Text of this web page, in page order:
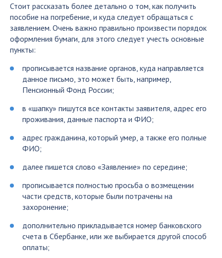
Стоит рассказать более детально о том, как получить
пособие на погребение, и куда следует обращаться с
заявлением. Очень важно правильно произвести порядок
оформления бумаги, для этого следует учесть основные
пункты:
прописывается название органов, куда направляется
данное письмо, это может быть, например,
Пенсионный Фонд России;
в «шапку» пишутся все контакты заявителя, адрес его
проживания, данные паспорта и ФИО;
адрес гражданина, который умер, а также его полные
ФИО;
далее пишется слово «Заявление» по середине;
прописывается полностью просьба о возмещении
части средств, которые были потрачены на
захоронение;
дополнительно прикладывается номер банковского
счета в Сбербанке, или же выбирается другой способ
оплаты;